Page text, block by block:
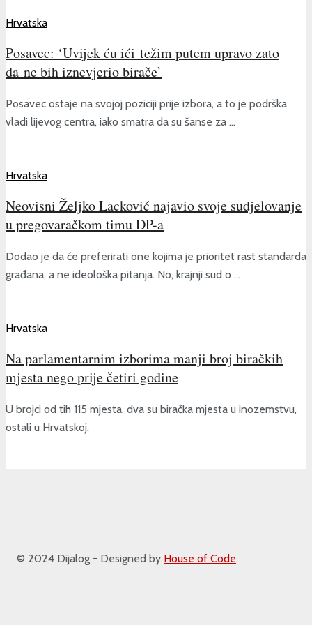
Hrvatska
Posavec: ‘Uvijek ću ići težim putem upravo zato
da ne bih iznevjerio birače’
Posavec ostaje na svojoj poziciji prije izbora, a to je podrška
vladi lijevog centra, iako smatra da su šanse za ...
Hrvatska
Neovisni Željko Lacković najavio svoje sudjelovanje
u pregovaračkom timu DP-a
Dodao je da će preferirati one kojima je prioritet rast standarda
građana, a ne ideološka pitanja. No, krajnji sud o ...
Hrvatska
Na parlamentarnim izborima manji broj biračkih
mjesta nego prije četiri godine
U brojci od tih 115 mjesta, dva su biračka mjesta u inozemstvu,
ostali u Hrvatskoj.
© 2024 Dijalog - Designed by House of Code.